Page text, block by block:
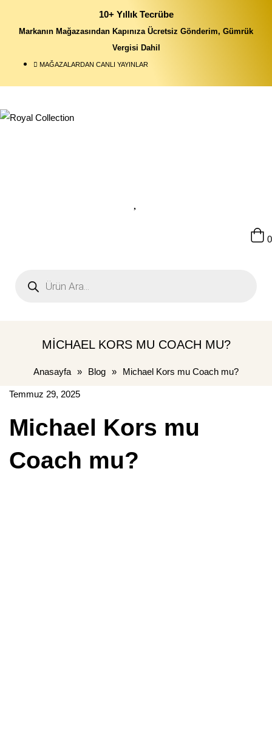
10+ Yıllık Tecrübe
Markanın Mağazasından Kapınıza Ücretsiz Gönderim, Gümrük
Vergisi Dahil
MAĞAZALARDAN CANLI YAYINLAR
0
search
MICHAEL KORS MU COACH MU?
Anasayfa » Blog » Michael Kors mu Coach mu?
Temmuz 29, 2025
Michael Kors mu
Coach mu?